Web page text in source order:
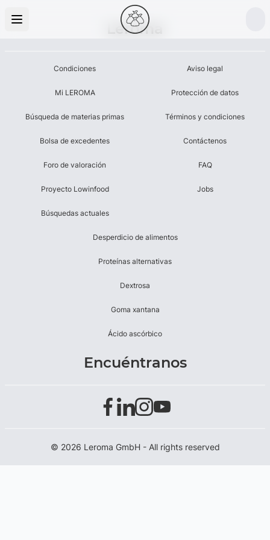
Leroma
Condiciones
Mi LEROMA
Búsqueda de materias primas
Bolsa de excedentes
Foro de valoración
Proyecto Lowinfood
Búsquedas actuales
Aviso legal
Protección de datos
Términos y condiciones
Contáctenos
FAQ
Jobs
Desperdicio de alimentos
Proteínas alternativas
Dextrosa
Goma xantana
Ácido ascórbico
Encuéntranos
© 2026 Leroma GmbH - All rights reserved